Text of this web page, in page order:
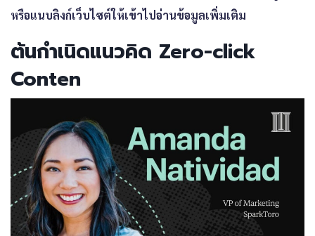
หรือแนบลิงก์เว็บไซต์ให้เข้าไปอ่านข้อมูลเพิ่มเติม
ต้นกำเนิดแนวคิด Zero-click
Conten